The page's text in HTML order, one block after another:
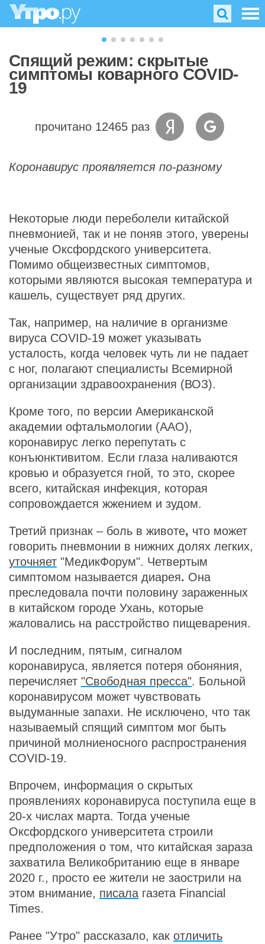
Спящий режим: скрытые
симптомы коварного COVID-
19
прочитано 12465 раз
Коронавирус проявляется по-разному
Некоторые люди переболели китайской
пневмонией, так и не поняв этого, уверены
ученые Оксфордского университета.
Помимо общеизвестных симптомов,
которыми являются высокая температура и
кашель, существует ряд других.
Так, например, на наличие в организме
вируса COVID-19 может указывать
усталость, когда человек чуть ли не падает
с ног, полагают специалисты Всемирной
организации здравоохранения (ВОЗ).
Кроме того, по версии Американской
академии офтальмологии (AAO),
коронавирус легко перепутать с
конъюнктивитом. Если глаза наливаются
кровью и образуется гной, то это, скорее
всего, китайская инфекция, которая
сопровождается жжением и зудом.
Третий признак – боль в животе, что может
говорить пневмонии в нижних долях легких,
уточняет "МедикФорум". Четвертым
симптомом называется диарея. Она
преследовала почти половину зараженных
в китайском городе Ухань, которые
жаловались на расстройство пищеварения.
И последним, пятым, сигналом
коронавируса, является потеря обоняния,
перечисляет "Свободная пресса". Больной
коронавирусом может чувствовать
выдуманные запахи. Не исключено, что так
называемый спящий симптом мог быть
причиной молниеносного распространения
COVID-19.
Впрочем, информация о скрытых
проявлениях коронавируса поступила еще в
20-х числах марта. Тогда ученые
Оксфордского университета строили
предположения о том, что китайская зараза
захватила Великобританию еще в январе
2020 г., просто ее жители не заострили на
этом внимание, писала газета Financial
Times.
Ранее "Утро" рассказало, как отличить